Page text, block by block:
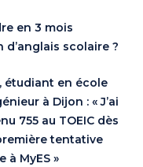
en 3 mois
d’anglais scolaire ?
étudiant en école
à Dijon : « J’ai
755 au TOEIC dès
tentative
à MyES »